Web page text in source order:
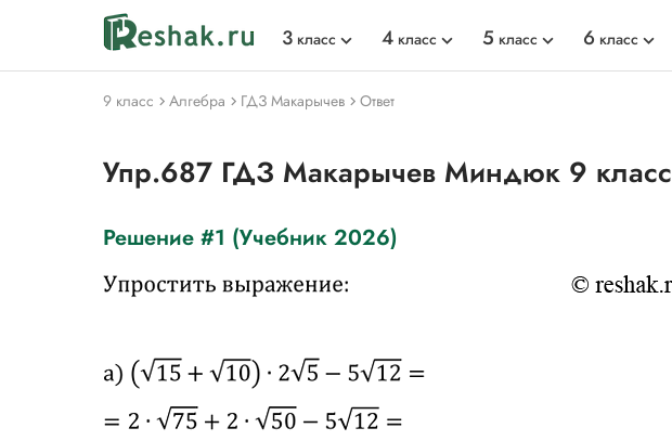
3 класс 4 класс 5 класс 6 класс
9 класс Алгебра ГДЗ Макарычев Ответ
Упр.687 ГДЗ Макарычев Миндюк 9 класс
Решение #1 (Учебник 2026)